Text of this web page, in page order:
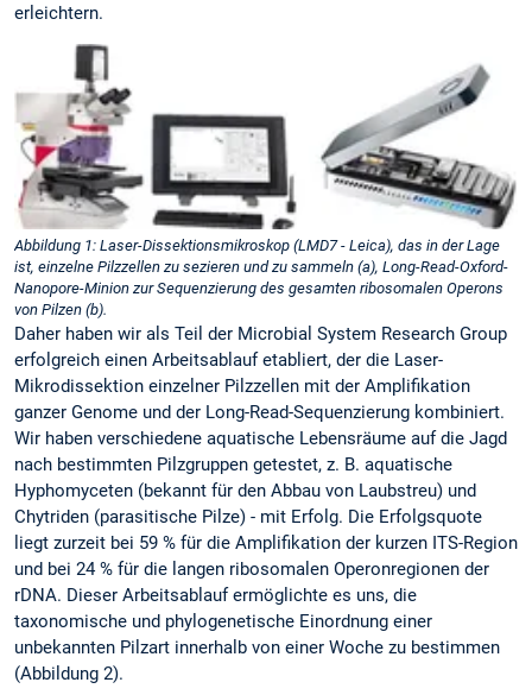
erleichtern.
Abbildung 1: Laser-Dissektionsmikroskop (LMD7 - Leica), das in der Lage
ist, einzelne Pilzzellen zu sezieren und zu sammeln (a), Long-Read-Oxford-
Nanopore-Minion zur Sequenzierung des gesamten ribosomalen Operons
von Pilzen (b).
Daher haben wir als Teil der Microbial System Research Group
erfolgreich einen Arbeitsablauf etabliert, der die Laser-
Mikrodissektion einzelner Pilzzellen mit der Amplifikation
ganzer Genome und der Long-Read-Sequenzierung kombiniert.
Wir haben verschiedene aquatische Lebensräume auf die Jagd
nach bestimmten Pilzgruppen getestet, z. B. aquatische
Hyphomyceten (bekannt für den Abbau von Laubstreu) und
Chytriden (parasitische Pilze) - mit Erfolg. Die Erfolgsquote
liegt zurzeit bei 59 % für die Amplifikation der kurzen ITS-Region
und bei 24 % für die langen ribosomalen Operonregionen der
rDNA. Dieser Arbeitsablauf ermöglichte es uns, die
taxonomische und phylogenetische Einordnung einer
unbekannten Pilzart innerhalb von einer Woche zu bestimmen
(Abbildung 2).